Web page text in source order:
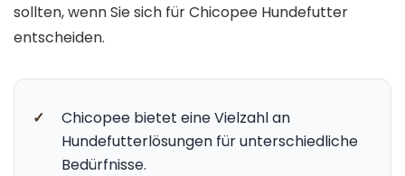
sollten, wenn Sie sich für Chicopee Hundefutter
entscheiden.
✓
Chicopee bietet eine Vielzahl an
Hundefutterlösungen für unterschiedliche
Bedürfnisse.